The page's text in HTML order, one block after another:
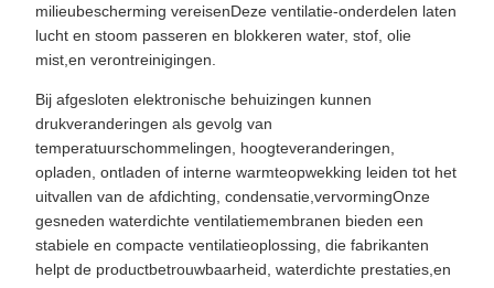
milieubescherming vereisenDeze ventilatie-onderdelen laten
lucht en stoom passeren en blokkeren water, stof, olie
mist,en verontreinigingen.
Bij afgesloten elektronische behuizingen kunnen
drukveranderingen als gevolg van
temperatuurschommelingen, hoogteveranderingen,
opladen, ontladen of interne warmteopwekking leiden tot het
uitvallen van de afdichting, condensatie,vervormingOnze
gesneden waterdichte ventilatiemembranen bieden een
stabiele en compacte ventilatieoplossing, die fabrikanten
helpt de productbetrouwbaarheid, waterdichte prestaties,en